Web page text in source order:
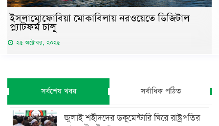
ইসলামোফোবিয়া মোকাবিলায় নরওয়েতে ডিজিটাল
প্ল্যাটফর্ম চালু
২৫ অক্টোবর, ২০২৫
সর্বশেষ খবর সর্বাধিক পঠিত
জুলাই শহীদদের ডকুমেন্টারি ঘিরে রাষ্ট্রপতির